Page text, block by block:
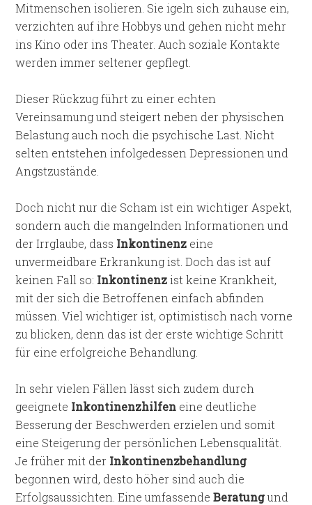
Mitmenschen isolieren. Sie igeln sich zuhause ein,
verzichten auf ihre Hobbys und gehen nicht mehr
ins Kino oder ins Theater. Auch soziale Kontakte
werden immer seltener gepflegt.
Dieser Rückzug führt zu einer echten
Vereinsamung und steigert neben der physischen
Belastung auch noch die psychische Last. Nicht
selten entstehen infolgedessen Depressionen und
Angstzustände.
Doch nicht nur die Scham ist ein wichtiger Aspekt,
sondern auch die mangelnden Informationen und
der Irrglaube, dass Inkontinenz eine
unvermeidbare Erkrankung ist. Doch das ist auf
keinen Fall so: Inkontinenzist keine Krankheit,
mit der sich die Betroffenen einfach abfinden
müssen. Viel wichtiger ist, optimistisch nach vorne
zu blicken, denn das ist der erste wichtige Schritt
für eine erfolgreiche Behandlung.
In sehr vielen Fällen lässt sich zudem durch
geeignete Inkontinenzhilfen eine deutliche
Besserung der Beschwerden erzielen und somit
eine Steigerung der persönlichen Lebensqualität.
Je früher mit der Inkontinenzbehandlung
begonnen wird, desto höher sind auch die
Erfolgsaussichten. Eine umfassendeBeratungund